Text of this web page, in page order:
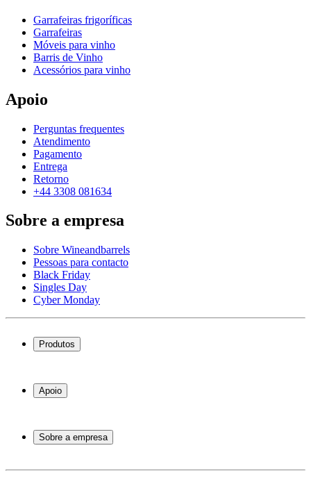
Garrafeiras frigoríficas
Garrafeiras
Móveis para vinho
Barris de Vinho
Acessórios para vinho
Apoio
Perguntas frequentes
Atendimento
Pagamento
Entrega
Retorno
+44 3308 081634
Sobre a empresa
Sobre Wineandbarrels
Pessoas para contacto
Black Friday
Singles Day
Cyber Monday
Produtos
Garrafeiras
Móveis para vinho
Apoio
Atendimento
Pagamento
Retorno
Sobre a empresa